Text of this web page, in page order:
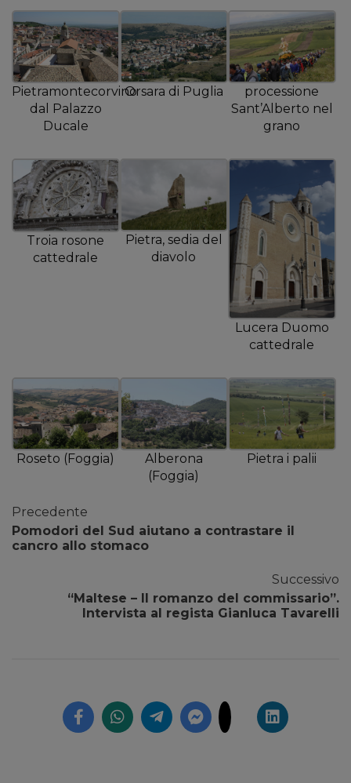
Pietramontecorvino
dal Palazzo
Ducale
Orsara di Puglia
processione
Sant’Alberto nel
grano
Troia rosone
cattedrale
Pietra, sedia del
diavolo
Lucera Duomo
cattedrale
Roseto (Foggia)
Alberona
(Foggia)
Pietra i palii
Precedente
Pomodori del Sud aiutano a contrastare il
cancro allo stomaco
Successivo
“Maltese – Il romanzo del commissario”.
Intervista al regista Gianluca Tavarelli